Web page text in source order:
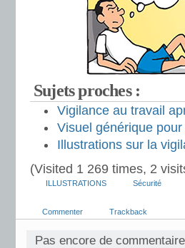
Sujets proches :
Vigilance au travail
Visuel générique
Illustrations sur la
(Visited 1 269 times, 2
ILLUSTRATIONS Sécurité
Commenter Trackback
Pas encore de commentaire